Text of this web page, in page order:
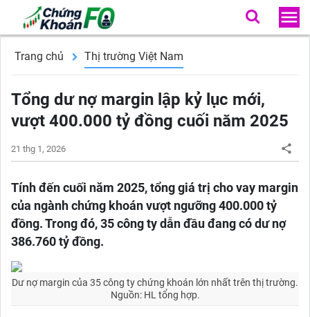
Trang chủ Thị trường Việt Nam
Tổng dư nợ margin lập kỷ lục mới,
vượt 400.000 tỷ đồng cuối năm 2025
21 thg 1, 2026
Tính đến cuối năm 2025, tổng giá trị cho vay margin
của ngành chứng khoán vượt ngưỡng 400.000 tỷ
đồng. Trong đó, 35 công ty dẫn đầu đang có dư nợ
386.760 tỷ đồng.
Dư nợ margin của 35 công ty chứng khoán lớn nhất trên thị trường.
Nguồn: HL tổng hợp.